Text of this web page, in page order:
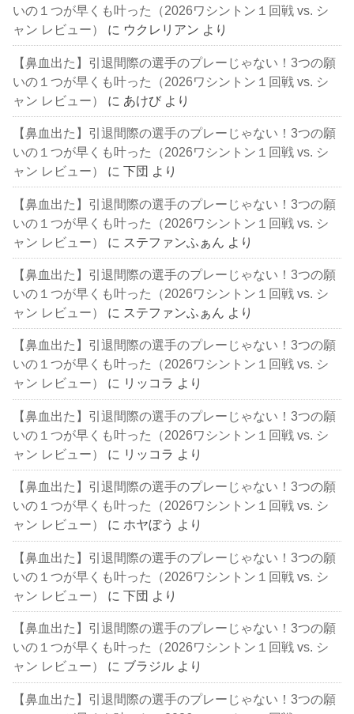
いの１つが早くも叶った（2026ワシントン１回戦 vs. シ
ャン レビュー）
に ウクレリアン より
【鼻血出た】引退間際の選手のプレーじゃない！3つの願
いの１つが早くも叶った（2026ワシントン１回戦 vs. シ
ャン レビュー）
に あけび より
【鼻血出た】引退間際の選手のプレーじゃない！3つの願
いの１つが早くも叶った（2026ワシントン１回戦 vs. シ
ャン レビュー）
に下団 より
【鼻血出た】引退間際の選手のプレーじゃない！3つの願
いの１つが早くも叶った（2026ワシントン１回戦 vs. シ
ャン レビュー）
に ステファンふぁん より
【鼻血出た】引退間際の選手のプレーじゃない！3つの願
いの１つが早くも叶った（2026ワシントン１回戦 vs. シ
ャン レビュー）
に ステファンふぁん より
【鼻血出た】引退間際の選手のプレーじゃない！3つの願
いの１つが早くも叶った（2026ワシントン１回戦 vs. シ
ャン レビュー）
に リッコラ より
【鼻血出た】引退間際の選手のプレーじゃない！3つの願
いの１つが早くも叶った（2026ワシントン１回戦 vs. シ
ャン レビュー）
に リッコラ より
【鼻血出た】引退間際の選手のプレーじゃない！3つの願
いの１つが早くも叶った（2026ワシントン１回戦 vs. シ
ャン レビュー）
に ホヤぼう より
【鼻血出た】引退間際の選手のプレーじゃない！3つの願
いの１つが早くも叶った（2026ワシントン１回戦 vs. シ
ャン レビュー）
に下団 より
【鼻血出た】引退間際の選手のプレーじゃない！3つの願
いの１つが早くも叶った（2026ワシントン１回戦 vs. シ
ャン レビュー）
に ブラジル より
【鼻血出た】引退間際の選手のプレーじゃない！3つの願